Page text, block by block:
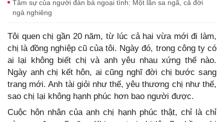
Tâm sự của người đàn bà ngoại tình: Một lần sa ngã, cả đời
ngả nghiêng
Tôi quen chị gần 20 năm, từ lúc cả hai vừa mới đi làm,
chị là đồng nghiệp cũ của tôi. Ngày đó, trong công ty có
ai lại không biết chị và anh yêu nhau xứng thế nào.
Ngày anh chị kết hôn, ai cũng nghĩ đời chị bước sang
trang mới. Anh tài giỏi như thế, yêu thương chị như thế,
sao chị lại không hạnh phúc hơn bao người được.
Cuộc hôn nhân của anh chị hạnh phúc thật, chỉ là chỉ